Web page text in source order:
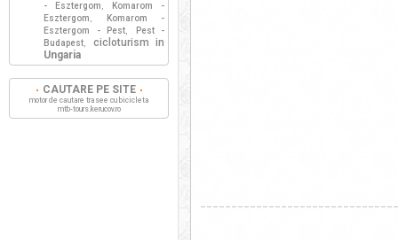
- Esztergom ,
Komarom -
Esztergom ,
Komarom -
Esztergom - Pest,
Pest -
Budapest,
cicloturism in
Ungaria
CAUTARE PE SITE
motor de cautare trasee cu bicicleta
mtb-tours.kerucov.ro